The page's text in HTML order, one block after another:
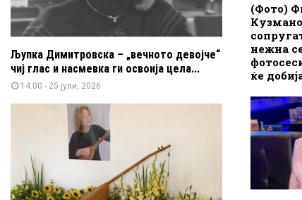
(Фото)
нежна
ќе
Љупка Димитровска – „вечното девојче“
чиј глас и насмевка ги освоија цела...
14:00 - 25 јули, 2026